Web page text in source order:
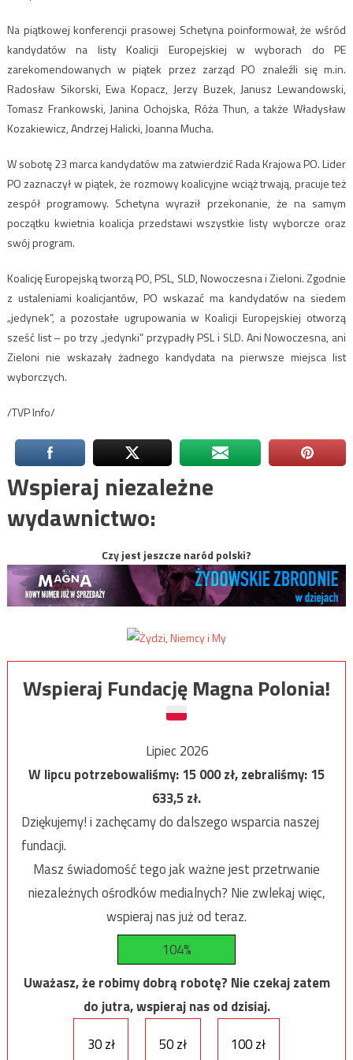
Na piątkowej konferencji prasowej Schetyna poinformował, że wśród
kandydatów na listy Koalicji Europejskiej w wyborach do PE
zarekomendowanych w piątek przez zarząd PO znaleźli się m.in.
Radosław Sikorski, Ewa Kopacz, Jerzy Buzek, Janusz Lewandowski,
Tomasz Frankowski, Janina Ochojska, Róża Thun, a także Władysław
Kozakiewicz, Andrzej Halicki, Joanna Mucha.
W sobotę 23 marca kandydatów ma zatwierdzić Rada Krajowa PO. Lider
PO zaznaczył w piątek, że rozmowy koalicyjne wciąż trwają, pracuje też
zespół programowy. Schetyna wyraził przekonanie, że na samym
początku kwietnia koalicja przedstawi wszystkie listy wyborcze oraz
swój program.
Koalicję Europejską tworzą PO, PSL, SLD, Nowoczesna i Zieloni. Zgodnie
z ustaleniami koalicjantów, PO wskazać ma kandydatów na siedem
„jedynek”, a pozostałe ugrupowania w Koalicji Europejskiej otworzą
sześć list – po trzy „jedynki” przypadły PSL i SLD. Ani Nowoczesna, ani
Zieloni nie wskazały żadnego kandydata na pierwsze miejsca list
wyborczych.
/TVP Info/
Wspieraj niezależne
wydawnictwo:
Czy jest jeszcze naród polski?
Wspieraj Fundację Magna Polonia!
Lipiec 2026
W lipcu potrzebowaliśmy:15 000zł, zebraliśmy:15
633,5zł.
Dziękujemy! i zachęcamy do dalszego wsparcia naszej
fundacji.
Masz świadomość tego jak ważne jest przetrwanie
niezależnych ośrodków medialnych? Nie zwlekaj więc,
wspieraj nas już od teraz.
104%
Uważasz, że robimy dobrą robotę? Nie czekaj zatem
do jutra, wspieraj nas od dzisiaj.
30 zł
50 zł 100 zł